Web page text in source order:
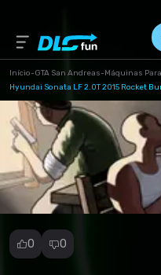
Início-GTA San Andreas-Máquinas
Hyundai Sonata LF 2.0T 2015 Rocket
0 0
Versão do Jogo *
1
Download (2.48 Mb)